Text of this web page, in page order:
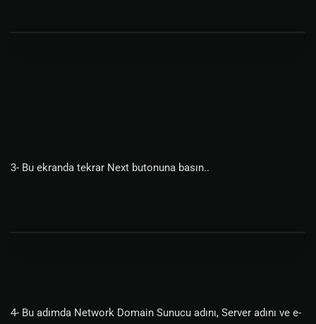
3- Bu ekranda tekrar Next butonuna basın..
4- Bu adımda Network Domain Sunucu adını, Server adını ve e-